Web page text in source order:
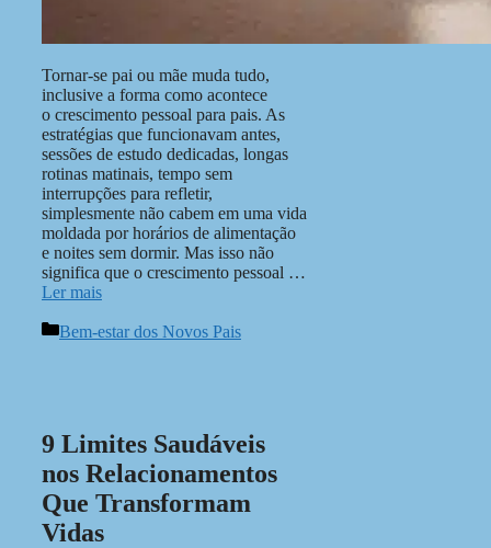
Tornar-se pai ou mãe muda tudo,
inclusive a forma como acontece
o crescimento pessoal para pais. As
estratégias que funcionavam antes,
sessões de estudo dedicadas, longas
rotinas matinais, tempo sem
interrupções para refletir,
simplesmente não cabem em uma vida
moldada por horários de alimentação
e noites sem dormir. Mas isso não
significa que o crescimento pessoal …
Ler mais
Categorias
Bem-estar dos Novos Pais
9 Limites Saudáveis
nos Relacionamentos
Que Transformam
Vidas